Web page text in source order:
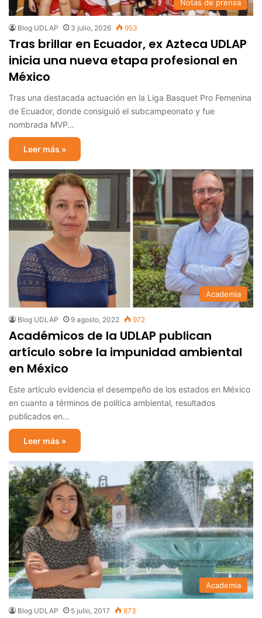
Notas de prensa
Blog UDLAP 3 julio, 2026 953
Tras brillar en Ecuador, ex Azteca UDLAP
inicia una nueva etapa profesional en
México
Tras una destacada actuación en la Liga Basquet Pro Femenina
de Ecuador, donde consiguió el subcampeonato y fue
nombrada MVP…
Leer más »
Academia
Blog UDLAP 9 agosto, 2022 972
Académicos de la UDLAP publican
artículo sobre la impunidad ambiental
en México
Este artículo evidencia el desempeño de los estados en México
en cuanto a términos de política ambiental, resultados
publicados en…
Leer más »
Academia
Blog UDLAP 5 julio, 2017 873